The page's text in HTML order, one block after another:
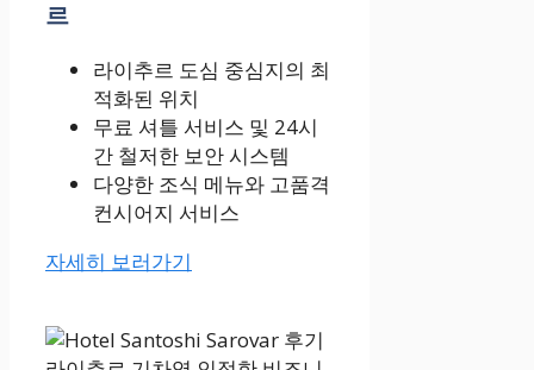
르
라이추르 도심 중심지의 최
적화된 위치
무료 셔틀 서비스 및 24시
간 철저한 보안 시스템
다양한 조식 메뉴와 고품격
컨시어지 서비스
자세히 보러가기